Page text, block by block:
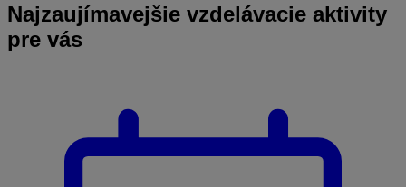
Najzaujímavejšie vzdelávacie aktivity
pre vás